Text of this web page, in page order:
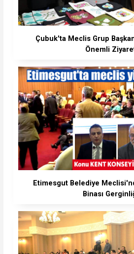
Çubuk'ta Meclis Grup
Önemli
Etimesgut Belediye
Binası